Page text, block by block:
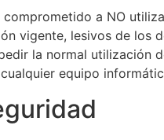
a NO
vigente, lesivos de los
la normal utilización
equipo